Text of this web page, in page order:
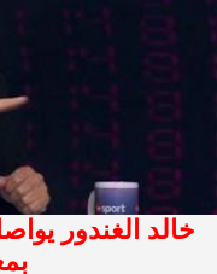
خالد الغندور